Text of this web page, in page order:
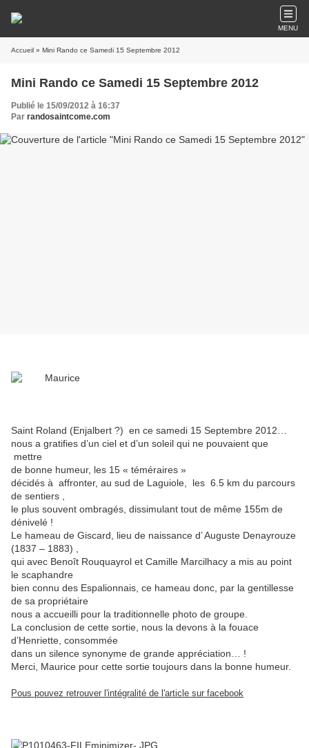
MENU
Accueil » Mini Rando ce Samedi 15 Septembre 2012
Mini Rando ce Samedi 15 Septembre 2012
Publié le 15/09/2012 à 16:37
Par randosaintcome.com
Saint Roland (Enjalbert ?) en ce samedi 15 Septembre 2012…
nous a gratifies d’un ciel et d’un soleil qui ne pouvaient que
mettre
de bonne humeur, les 15 « téméraires »
décidés à affronter, au sud de Laguiole, les 6.5 km du parcours
de sentiers ,
le plus souvent ombragés, dissimulant tout de même 155m de
dénivelé !
Le hameau de Giscard, lieu de naissance d’ Auguste Denayrouze
(1837 – 1883) ,
qui avec Benoît Rouquayrol et Camille Marcilhacy a mis au point
le scaphandre
bien connu des Espalionnais, ce hameau donc, par la gentillesse
de sa propriétaire
nous a accueilli pour la traditionnelle photo de groupe.
La conclusion de cette sortie, nous la devons à la fouace
d’Henriette, consommée
dans un silence synonyme de grande appréciation… !
Merci, Maurice pour cette sortie toujours dans la bonne humeur.
Pous pouvez retrouver l'intégralité de l'article sur facebook